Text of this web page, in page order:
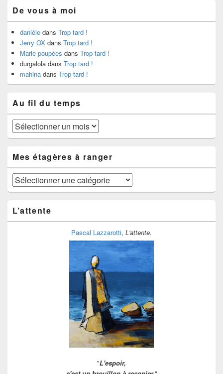
De vous à moi
danièle dans Trop tard !
Jerry OX dans Trop tard !
Marie poupées dans Trop tard !
durgalola dans Trop tard !
mahina dans Trop tard !
Au fil du temps
Au
fil
temps
Mes étagères à ranger
Mes
étagères
ranger
L’attente
Pascal Lazzarotti, L'attente.
"L'espoir,